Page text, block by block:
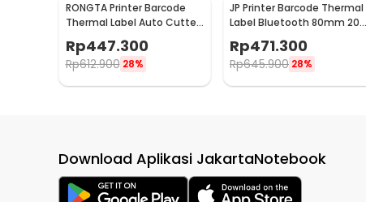
RONGTA Printer Barcode
Thermal Label Auto Cutter
203 DPI 200mm/s USB -
RP350
Rp447.300
Rp612.900 28%
JP Printer Barcode Thermal
Label Bluetooth 80mm 203
DPI 160mm/s - CC390
Rp471.300
Rp645.900 28%
Download Aplikasi JakartaNotebook